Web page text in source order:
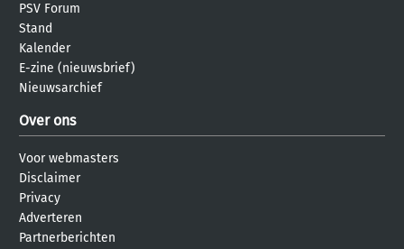
PSV Forum
Stand
Kalender
E-zine (nieuwsbrief)
Nieuwsarchief
Over ons
Voor webmasters
Disclaimer
Privacy
Adverteren
Partnerberichten